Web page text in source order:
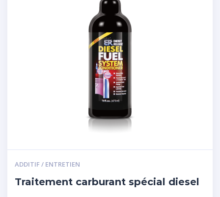
ADDITIF / ENTRETIEN
Traitement carburant spécial diesel